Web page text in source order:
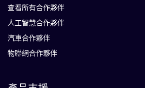
查看所有合作夥伴
人工智慧合作夥伴
汽車合作夥伴
物聯網合作夥伴